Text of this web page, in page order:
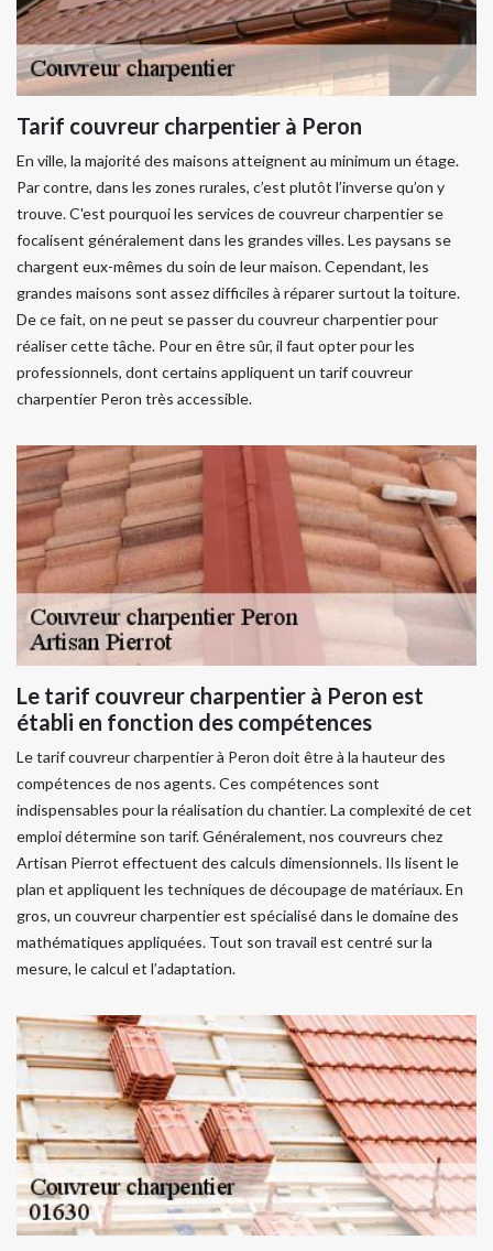
Tarif couvreur charpentier à Peron
En ville, la majorité des maisons atteignent au minimum un étage.
Par contre, dans les zones rurales, c’est plutôt l’inverse qu’on y
trouve. C'est pourquoi les services de couvreur charpentier se
focalisent généralement dans les grandes villes. Les paysans se
chargent eux-mêmes du soin de leur maison. Cependant, les
grandes maisons sont assez difficiles à réparer surtout la toiture.
De ce fait, on ne peut se passer du couvreur charpentier pour
réaliser cette tâche. Pour en être sûr, il faut opter pour les
professionnels, dont certains appliquent un tarif couvreur
charpentier Peron très accessible.
Le tarif couvreur charpentier à Peron est
établi en fonction des compétences
Le tarif couvreur charpentier à Peron doit être à la hauteur des
compétences de nos agents. Ces compétences sont
indispensables pour la réalisation du chantier. La complexité de cet
emploi détermine son tarif. Généralement, nos couvreurs chez
Artisan Pierrot effectuent des calculs dimensionnels. Ils lisent le
plan et appliquent les techniques de découpage de matériaux. En
gros, un couvreur charpentier est spécialisé dans le domaine des
mathématiques appliquées. Tout son travail est centré sur la
mesure, le calcul et l’adaptation.